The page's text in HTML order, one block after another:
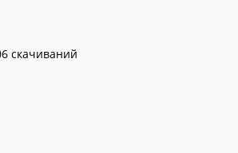
скачиваний